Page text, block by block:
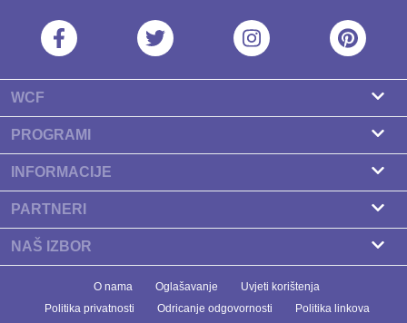
WCF
O nama
Kontakt
Naši partneri
Newsletter
Baneri
PROGRAMI
Program za uzgajivače
INFORMACIJE
Pronađite uzgajivača
Pasmine
Zdravlje mačaka
PARTNERI
Zdravlje Fitness
NAŠ IZBOR
O nama Oglašavanje
Uvjeti korištenja
Politika privatnosti
Odricanje odgovornosti Politika linkova